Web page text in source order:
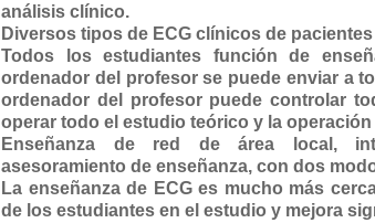
análisis clínico.
Diversos tipos de ECG clínicos de
Todos los estudiantes función de
ordenador del profesor se puede enviar a
ordenador del profesor puede controlar
operar todo el estudio teórico y la
Enseñanza de red de área local,
asesoramiento de enseñanza, con dos
La enseñanza de ECG es mucho más
de los estudiantes en el estudio y mejora